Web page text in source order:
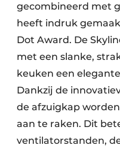
gecombineerd met
heeft indruk
Dot Award. De
met een slanke,
keuken een
Dankzij de
de afzuigkap
aan te raken. Dit
ventilatorstanden,